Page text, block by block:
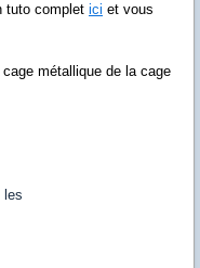
tuto complet ici et vous
métallique de la cage
les